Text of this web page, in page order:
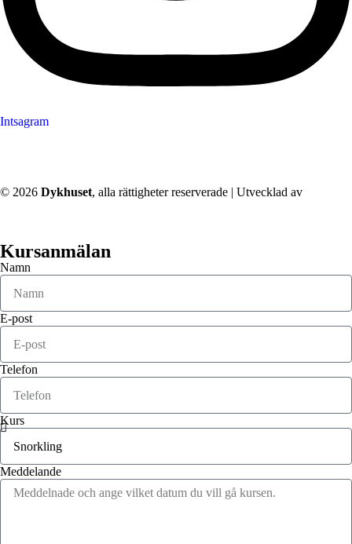
Intsagram
© 2026 Dykhuset, alla rättigheter reserverade | Utvecklad av
Kursanmälan
Namn
E-post
Telefon
Kurs
Meddelande